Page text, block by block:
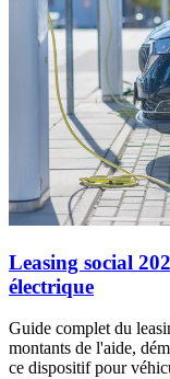
Leasing social
électrique
Guide complet du
montants de l'aide,
ce dispositif pour